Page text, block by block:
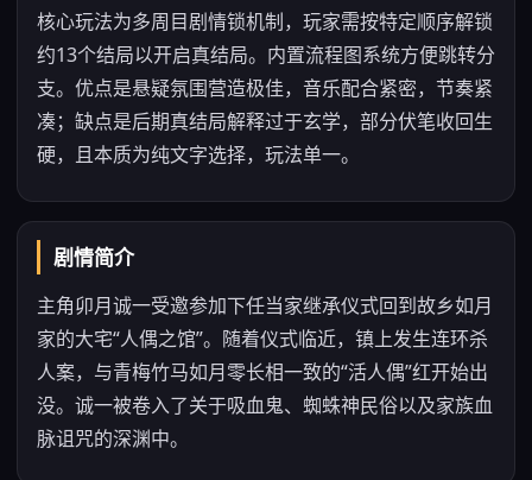
核心玩法为多周目剧情锁机制，玩家需按特定顺序解锁
约13个结局以开启真结局。内置流程图系统方便跳转分
支。优点是悬疑氛围营造极佳，音乐配合紧密，节奏紧
凑；缺点是后期真结局解释过于玄学，部分伏笔收回生
硬，且本质为纯文字选择，玩法单一。
剧情简介
主角卯月诚一受邀参加下任当家继承仪式回到故乡如月
家的大宅“人偶之馆”。随着仪式临近，镇上发生连环杀
人案，与青梅竹马如月零长相一致的“活人偶”红开始出
没。诚一被卷入了关于吸血鬼、蜘蛛神民俗以及家族血
脉诅咒的深渊中。